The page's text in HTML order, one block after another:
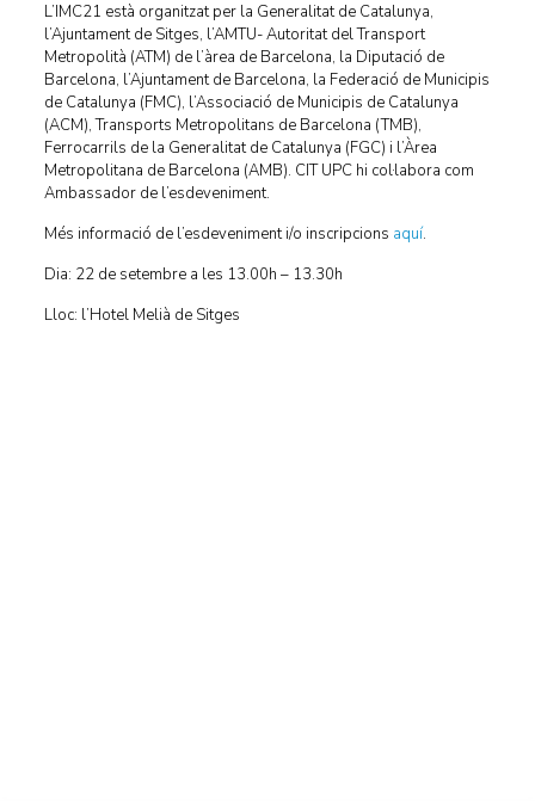
L’IMC21 està organitzat per la Generalitat de Catalunya,
l’Ajuntament de Sitges, l’AMTU- Autoritat del Transport
Metropolità (ATM) de l’àrea de Barcelona, la Diputació de
Barcelona, l’Ajuntament de Barcelona, la Federació de Municipis
de Catalunya (FMC), l’Associació de Municipis de Catalunya
(ACM), Transports Metropolitans de Barcelona (TMB),
Ferrocarrils de la Generalitat de Catalunya (FGC) i l’Àrea
Metropolitana de Barcelona (AMB). CIT UPC hi col·labora com
Ambassador de l’esdeveniment.
Més informació de l’esdeveniment i/o inscripcions aquí.
Dia: 22 de setembre a les 13.00h – 13.30h
Lloc: l’Hotel Melià de Sitges